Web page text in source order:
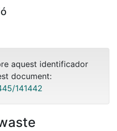
aquest identificador
document:
141442